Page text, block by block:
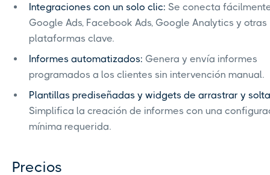
Integraciones con un solo clic: Se conecta
Google Ads, Facebook Ads, Google Analytics y otras
plataformas clave.
Informes automatizados: Genera y envía informes
programados a los clientes sin intervención manual.
Plantillas prediseñadas y widgets de arrastrar y
Simplifica la creación de informes con una
mínima requerida.
Precios